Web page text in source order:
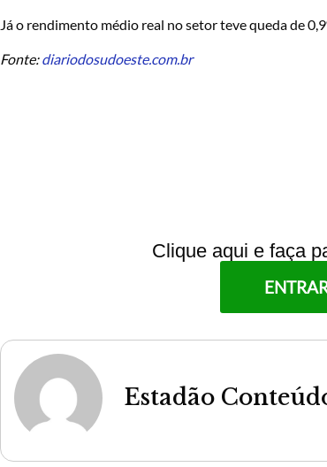
Já o rendimento médio real no setor teve queda de
Fonte:diariodosudoeste.com.br
Clique aqui e faça
Estadão